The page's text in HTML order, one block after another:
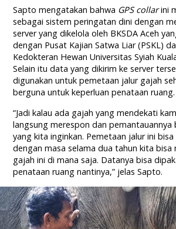
Sapto mengatakan bahwa GPS collarini
sebagai sistem peringatan dini dengan
server yang dikelola oleh BKSDA Aceh
dengan Pusat Kajian Satwa Liar (PSKL)
Kedokteran Hewan Universitas Syiah
Selain itu data yang dikirim ke server
digunakan untuk pemetaan jalur gajah
berguna untuk keperluan penataan ruang.
“Jadi kalau ada gajah yang mendekati
langsung merespon dan pemantauannya
yang kita inginkan. Pemetaan jalur ini
dengan masa selama dua tahun kita bisa
gajah ini di mana saja. Datanya bisa
penataan ruang nantinya,” jelas Sapto.